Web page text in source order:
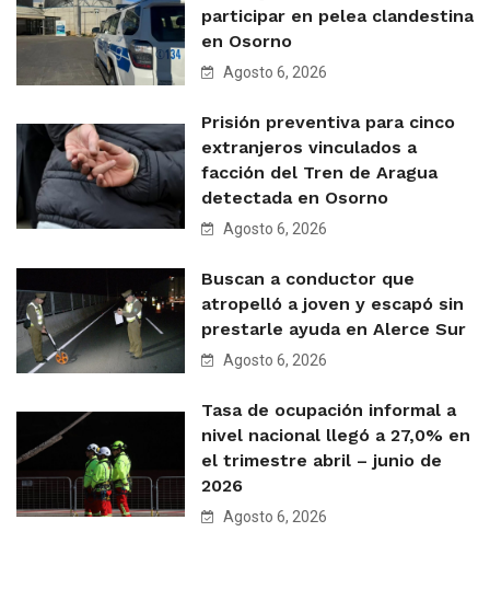
participar en pelea clandestina
en Osorno
Agosto 6, 2026
Prisión preventiva para cinco
extranjeros vinculados a
facción del Tren de Aragua
detectada en Osorno
Agosto 6, 2026
Buscan a conductor que
atropelló a joven y escapó sin
prestarle ayuda en Alerce Sur
Agosto 6, 2026
Tasa de ocupación informal a
nivel nacional llegó a 27,0% en
el trimestre abril – junio de
2026
Agosto 6, 2026